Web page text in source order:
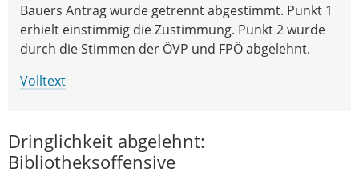
Bauers Antrag wurde getrennt abgestimmt. Punkt 1
erhielt einstimmig die Zustimmung. Punkt 2 wurde
durch die Stimmen der ÖVP und FPÖ abgelehnt.
Volltext
Dringlichkeit abgelehnt:
Bibliotheksoffensive